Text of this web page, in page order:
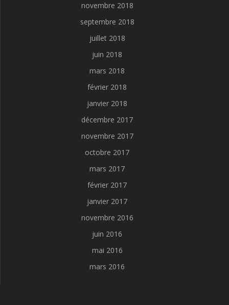
novembre 2018
septembre 2018
juillet 2018
juin 2018
mars 2018
février 2018
janvier 2018
décembre 2017
novembre 2017
octobre 2017
mars 2017
février 2017
janvier 2017
novembre 2016
juin 2016
mai 2016
mars 2016